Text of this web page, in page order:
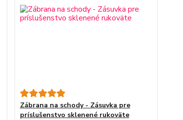
Zábrana na schody - Zásuvka pre
príslušenstvo sklenené rukoväte